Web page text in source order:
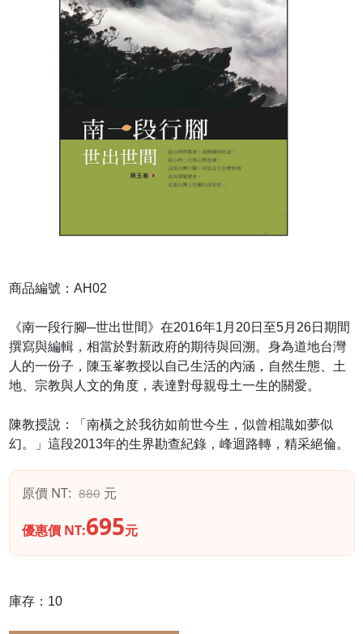
商品編號：AH02
《南一段行腳─世出世間》在2016年1月20日至5月26日期間
撰寫與編輯，相當於對新政府的期待與回溯。身為道地台灣
人的一份子，陳玉峯教授以自己生活的內涵，自然生態、土
地、宗教與人文的角度，表達對母親母土一生的關愛。
陳教授說：「南橫之於我彷如前世今生，似曾相識如夢似
幻。」這段2013年的生界勘查紀錄，峰迴路轉，精采絕倫。
原價 NT: 880元
優惠價 NT:695元
庫存：10